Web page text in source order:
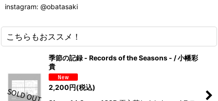
instagram: @obatasaki
こちらもおススメ！
季節の記録 - Records of the Seasons - / 小幡彩
貴
2,200円(税込)